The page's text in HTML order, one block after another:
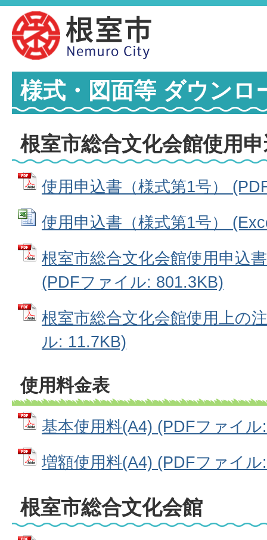
様式・図面等 ダウンロ
根室市総合文化会館使用
使用申込書（様式第1号）
使用申込書（様式第1号）
根室市総合文化会館使用申込
(PDFファイル: 801.3KB)
根室市総合文化会館使用上の
ル: 11.7KB)
使用料金表
基本使用料(A4) (PDFファイ
増額使用料(A4) (PDFファイル
根室市総合文化会館